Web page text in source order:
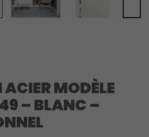
ACIER MODÈLE
– BLANC –